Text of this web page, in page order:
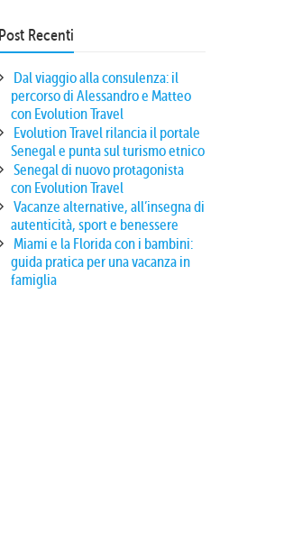
Post Recenti
Dal viaggio alla consulenza: il
percorso di Alessandro e Matteo
con Evolution Travel
Evolution Travel rilancia il portale
Senegal e punta sul turismo etnico
Senegal di nuovo protagonista
con Evolution Travel
Vacanze alternative, all’insegna di
autenticità, sport e benessere
Miami e la Florida con i bambini:
guida pratica per una vacanza in
famiglia